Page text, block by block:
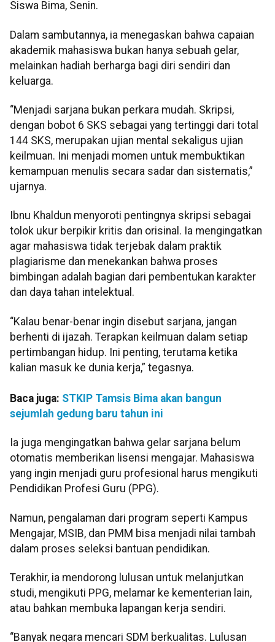
Siswa Bima, Senin.
Dalam sambutannya, ia menegaskan bahwa capaian
akademik mahasiswa bukan hanya sebuah gelar,
melainkan hadiah berharga bagi diri sendiri dan
keluarga.
“Menjadi sarjana bukan perkara mudah. Skripsi,
dengan bobot 6 SKS sebagai yang tertinggi dari total
144 SKS, merupakan ujian mental sekaligus ujian
keilmuan. Ini menjadi momen untuk membuktikan
kemampuan menulis secara sadar dan sistematis,”
ujarnya.
Ibnu Khaldun menyoroti pentingnya skripsi sebagai
tolok ukur berpikir kritis dan orisinal. Ia mengingatkan
agar mahasiswa tidak terjebak dalam praktik
plagiarisme dan menekankan bahwa proses
bimbingan adalah bagian dari pembentukan karakter
dan daya tahan intelektual.
“Kalau benar-benar ingin disebut sarjana, jangan
berhenti di ijazah. Terapkan keilmuan dalam setiap
pertimbangan hidup. Ini penting, terutama ketika
kalian masuk ke dunia kerja,” tegasnya.
Baca juga: STKIP Tamsis Bima akan bangun
sejumlah gedung baru tahun ini
Ia juga mengingatkan bahwa gelar sarjana belum
otomatis memberikan lisensi mengajar. Mahasiswa
yang ingin menjadi guru profesional harus mengikuti
Pendidikan Profesi Guru (PPG).
Namun, pengalaman dari program seperti Kampus
Mengajar, MSIB, dan PMM bisa menjadi nilai tambah
dalam proses seleksi bantuan pendidikan.
Terakhir, ia mendorong lulusan untuk melanjutkan
studi, mengikuti PPG, melamar ke kementerian lain,
atau bahkan membuka lapangan kerja sendiri.
“Banyak negara mencari SDM berkualitas. Lulusan